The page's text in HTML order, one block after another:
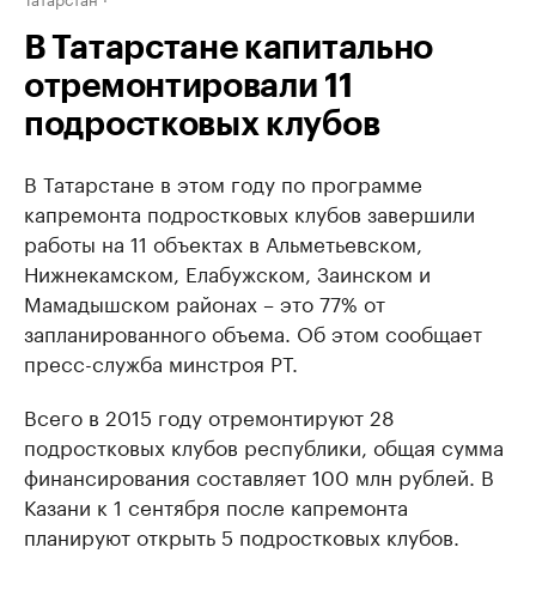
В Татарстане капитально
отремонтировали 11
подростковых клубов
В Татарстане в этом году по программе
капремонта подростковых клубов завершили
работы на 11 объектах в Альметьевском,
Нижнекамском, Елабужском, Заинском и
Мамадышском районах – это 77% от
запланированного объема. Об этом сообщает
пресс-служба минстроя РТ.
Всего в 2015 году отремонтируют 28
подростковых клубов республики, общая сумма
финансирования составляет 100 млн рублей. В
Казани к 1 сентября после капремонта
планируют открыть 5 подростковых клубов.